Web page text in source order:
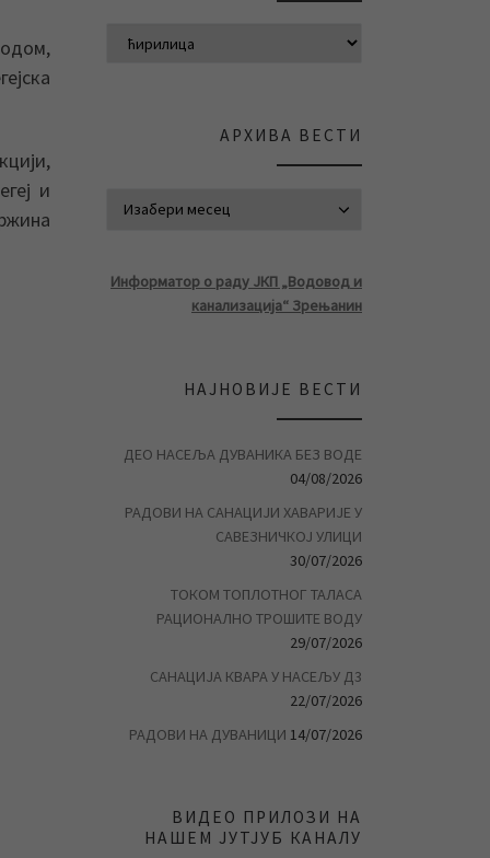
и
АРХИВА ВЕСТИ
Информатор о раду ЈКП „Водовод и
канализација“ Зрењанин
НАЈНОВИЈЕ ВЕСТИ
ДЕО НАСЕЉА ДУВАНИКА БЕЗ ВОДЕ
04/08/2026
РАДОВИ НА САНАЦИЈИ ХАВАРИЈЕ У
САВЕЗНИЧКОЈ УЛИЦИ
30/07/2026
ТОКОМ ТОПЛОТНОГ ТАЛАСА
РАЦИОНАЛНО ТРОШИТЕ ВОДУ
29/07/2026
САНАЦИЈА КВАРА У НАСЕЉУ Д3
22/07/2026
РАДОВИ НА ДУВАНИЦИ 14/07/2026
ВИДЕО ПРИЛОЗИ НА
НАШЕМ ЈУТЈУБ КАНАЛУ